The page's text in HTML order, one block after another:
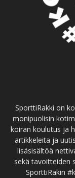
SporttiRakki on
monipuolisin
koiran koulutus ja
artikkeleita ja
lisäsisältöä
sekä tavoitteiden
SporttiRakin